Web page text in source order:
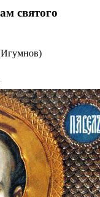
святого